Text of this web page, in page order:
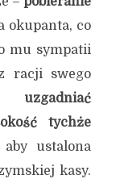
okupanta, co
mu sympatii
racji swego
uzgadniać
tychże
ustalona
kasy.